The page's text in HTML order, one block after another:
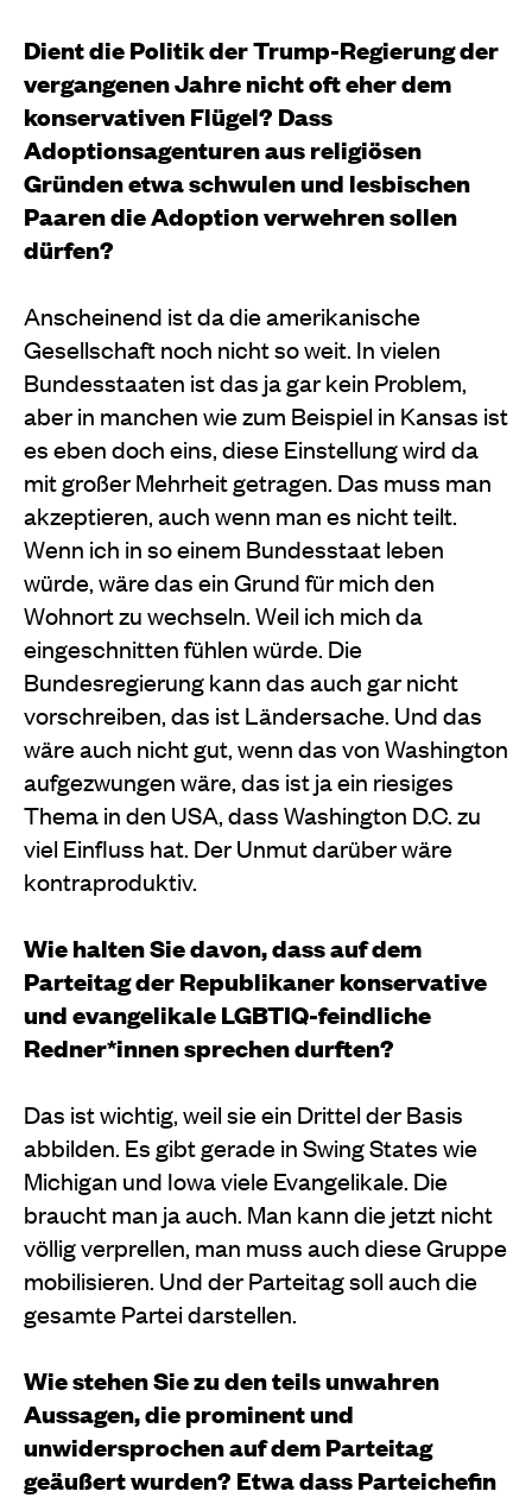
Dient die Politik der Trump-Regierung der
vergangenen Jahre nicht oft eher dem
konservativen Flügel? Dass
Adoptionsagenturen aus religiösen
Gründen etwa schwulen und lesbischen
Paaren die Adoption verwehren sollen
dürfen?
Anscheinend ist da die amerikanische
Gesellschaft noch nicht so weit. In vielen
Bundesstaaten ist das ja gar kein Problem,
aber in manchen wie zum Beispiel in Kansas ist
es eben doch eins, diese Einstellung wird da
mit großer Mehrheit getragen. Das muss man
akzeptieren, auch wenn man es nicht teilt.
Wenn ich in so einem Bundesstaat leben
würde, wäre das ein Grund für mich den
Wohnort zu wechseln. Weil ich mich da
eingeschnitten fühlen würde. Die
Bundesregierung kann das auch gar nicht
vorschreiben, das ist Ländersache. Und das
wäre auch nicht gut, wenn das von Washington
aufgezwungen wäre, das ist ja ein riesiges
Thema in den USA, dass Washington D.C. zu
viel Einfluss hat. Der Unmut darüber wäre
kontraproduktiv.
Wie halten Sie davon, dass auf dem
Parteitag der Republikaner konservative
und evangelikale LGBTIQ-feindliche
Redner*innen sprechen durften?
Das ist wichtig, weil sie ein Drittel der Basis
abbilden. Es gibt gerade in Swing States wie
Michigan und Iowa viele Evangelikale. Die
braucht man ja auch. Man kann die jetzt nicht
völlig verprellen, man muss auch diese Gruppe
mobilisieren. Und der Parteitag soll auch die
gesamte Partei darstellen.
Wie stehen Sie zu den teils unwahren
Aussagen, die prominent und
unwidersprochen auf dem Parteitag
geäußert wurden? Etwa dass Parteichefin